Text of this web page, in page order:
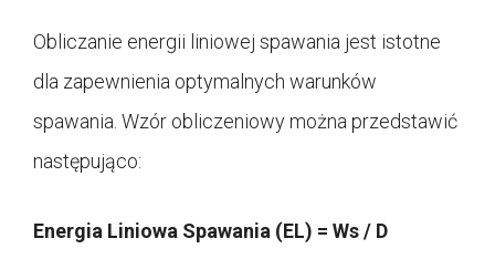
Obliczanie energii liniowej spawania jest istotne
dla zapewnienia optymalnych warunków
spawania. Wzór obliczeniowy można przedstawić
następująco:
Energia Liniowa Spawania (EL) = Ws / D